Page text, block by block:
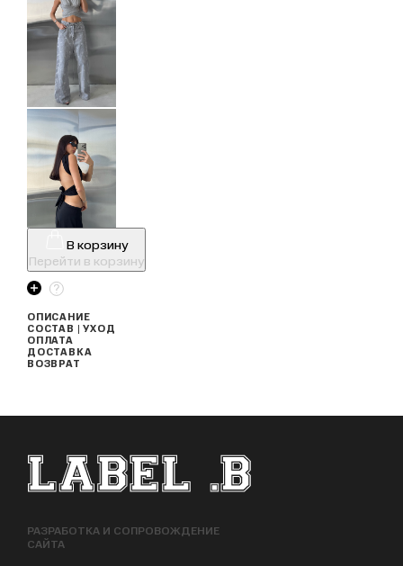
В корзину
Перейти в корзину
ОПИСАНИЕ
СОСТАВ | УХОД
ОПЛАТА
ДОСТАВКА
ВОЗВРАТ
ФУТЕР САЙТА
РАЗРАБОТКА И СОПРОВОЖДЕНИЕ
САЙТА